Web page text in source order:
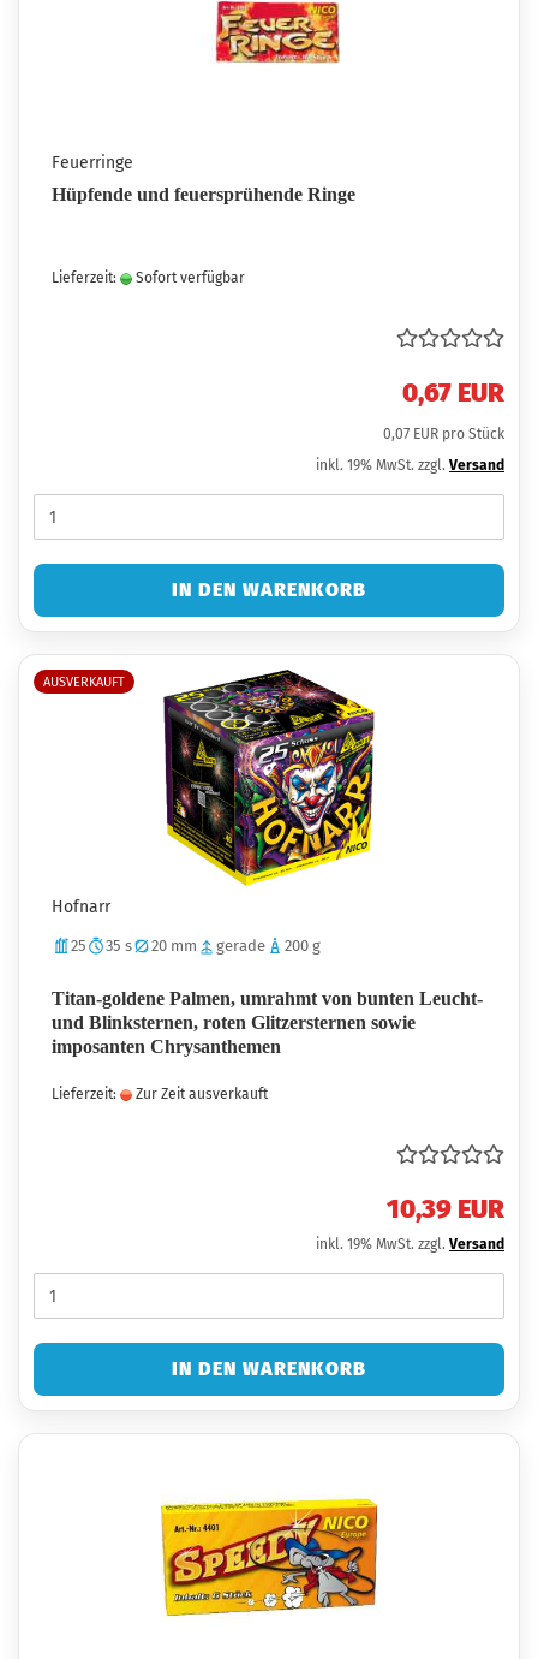
Feuerringe
Hüpfende und feuersprühende Ringe
Lieferzeit: Sofort verfügbar
0,67 EUR
0,07 EUR pro Stück
inkl. 19% MwSt. zzgl. Versand
IN DEN WARENKORB
AUSVERKAUFT
Hofnarr
25 35 s 20 mm gerade 200 g
Titan-goldene Palmen, umrahmt von bunten Leucht-
und Blinksternen, roten Glitzersternen sowie
imposanten Chrysanthemen
Lieferzeit: Zur Zeit ausverkauft
10,39 EUR
inkl. 19% MwSt. zzgl. Versand
IN DEN WARENKORB